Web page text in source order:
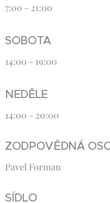
7:00 - 21:00
SOBOTA
14:00 - 19:00
NEDĚLE
14:00 - 20:00
ZODPOVĚDNÁ
Pavel Forman
SÍDLO